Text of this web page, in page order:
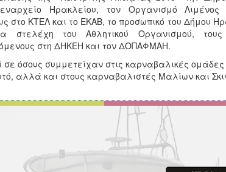
Ηρακλείου, τον Οργανισμό
στο ΚΤΕΛ και το ΕΚΑΒ, το προσωπικό του Δήμου
στελέχη του Αθλητικού Οργανισμού,
στη ΔΗΚΕΗ και τον ΔΟΠΑΦΜΑΗ.
όσους συμμετείχαν στις καρναβαλικές ομάδες
αλλά και στους καρναβαλιστές Μαλίων και